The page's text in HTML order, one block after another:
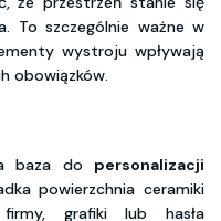
To szczególnie ważne w
wystroju wpływają
obowiązków.
baza do personalizacji
powierzchnia ceramiki
grafiki lub hasła